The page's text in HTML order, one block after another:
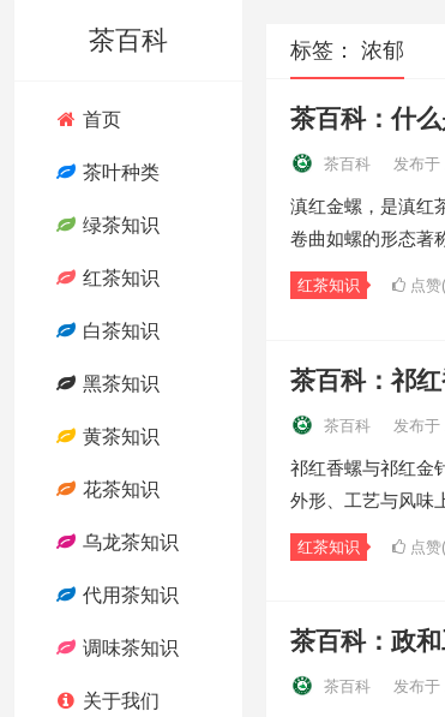
茶百科
首页
茶叶种类
绿茶知识
红茶知识
白茶知识
黑茶知识
黄茶知识
花茶知识
乌龙茶知识
代用茶知识
调味茶知识
关于我们
标签： 浓郁
茶百科：什
茶百科 发布于
滇红金螺，是滇红
卷曲如螺的形态著
红茶知识 点赞
茶百科：祁
茶百科 发布于
祁红香螺与祁红金
外形、工艺与风味
红茶知识 点
茶百科：政
茶百科 发布于